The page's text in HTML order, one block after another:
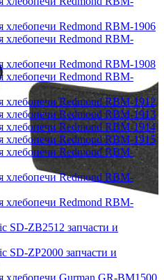
хлебопечи Redmond RBM-1906
хлебопечи Redmond RBM-
хлебопечи Redmond RBM-1908
хлебопечи Redmond RBM-
хлебопечи Redmond RBM-1912
хлебопечи Redmond RBM-1913
хлебопечи Redmond RBM-1914
хлебопечи Redmond RBM-1915
хлебопечи Redmond RBM-
хлебопечи Redmond RBM-
хлебопечи Redmond RBM-
SD-ZB2512 запчасти и
SD-ZP2000 запчасти и
хлебопечи Gurman GR-BM1500